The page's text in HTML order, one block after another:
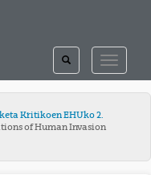
TOGGLE
TOGGLE
SEARCH
Kritikoen EHUko 2.
of Human Invasion